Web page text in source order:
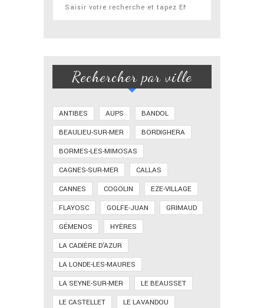
Rechercher par ville
ANTIBES AUPS
BANDOL
BEAULIEU-SUR-MER
BORDIGHERA
BORMES-LES-MIMOSAS
CAGNES-SUR-MER
CALLAS
CANNES
COGOLIN
EZE-VILLAGE
FLAYOSC
GOLFE-JUAN
GRIMAUD
GÉMENOS
HYÈRES
LA CADIÈRE D'AZUR
LA LONDE-LES-MAURES
LA SEYNE-SUR-MER
LE BEAUSSET
LE CASTELLET
LE LAVANDOU